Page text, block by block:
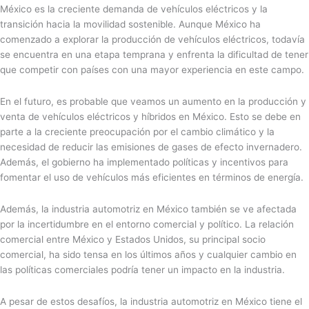
México es la creciente demanda de vehículos eléctricos y la
transición hacia la movilidad sostenible. Aunque México ha
comenzado a explorar la producción de vehículos eléctricos, todavía
se encuentra en una etapa temprana y enfrenta la dificultad de tener
que competir con países con una mayor experiencia en este campo.
En el futuro, es probable que veamos un aumento en la producción y
venta de vehículos eléctricos y híbridos en México. Esto se debe en
parte a la creciente preocupación por el cambio climático y la
necesidad de reducir las emisiones de gases de efecto invernadero.
Además, el gobierno ha implementado políticas y incentivos para
fomentar el uso de vehículos más eficientes en términos de energía.
Además, la industria automotriz en México también se ve afectada
por la incertidumbre en el entorno comercial y político. La relación
comercial entre México y Estados Unidos, su principal socio
comercial, ha sido tensa en los últimos años y cualquier cambio en
las políticas comerciales podría tener un impacto en la industria.
A pesar de estos desafíos, la industria automotriz en México tiene el